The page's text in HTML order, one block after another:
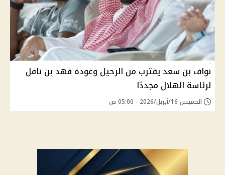
نواف بن سعد يقترب من الرحيل وعودة فهد بن نافل
لرئاسة الهلال مجددًا
الخميس 16/أبريل/2026 - 05:00 ص